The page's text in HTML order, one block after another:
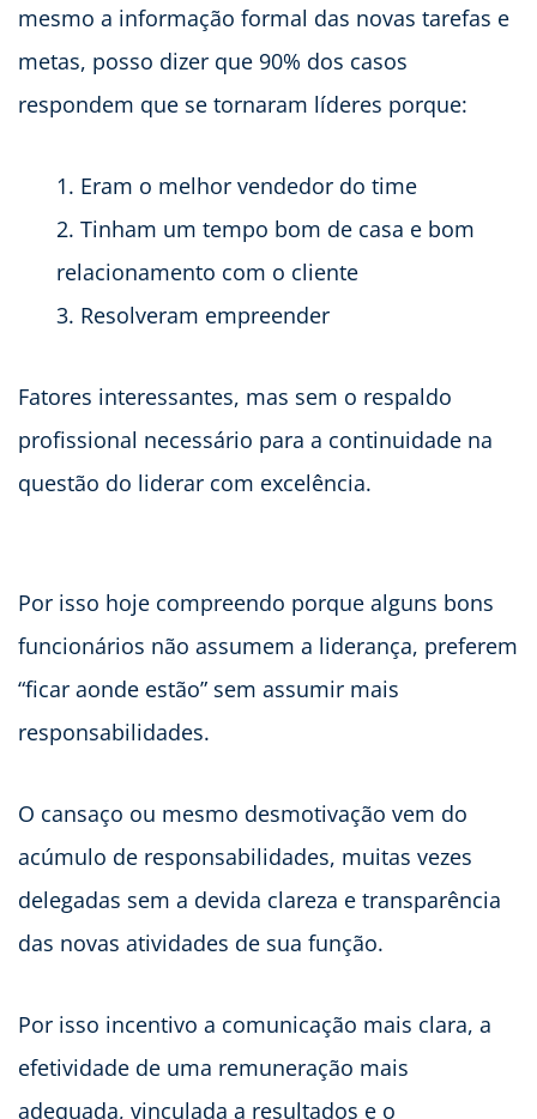
mesmo a informação formal das novas tarefas e
metas, posso dizer que 90% dos casos
respondem que se tornaram líderes porque:
Eram o melhor vendedor do time
Tinham um tempo bom de casa e bom
relacionamento com o cliente
Resolveram empreender
Fatores interessantes, mas sem o respaldo
profissional necessário para a continuidade na
questão do liderar com excelência.
Por isso hoje compreendo porque alguns bons
funcionários não assumem a liderança, preferem
“ficar aonde estão” sem assumir mais
responsabilidades.
O cansaço ou mesmo desmotivação vem do
acúmulo de responsabilidades, muitas vezes
delegadas sem a devida clareza e transparência
das novas atividades de sua função.
Por isso incentivo a comunicação mais clara, a
efetividade de uma remuneração mais
adequada, vinculada a resultados e o